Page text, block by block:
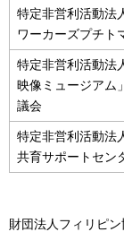
特定非営利活動法
ワーカーズプチト
特定非営利活動法
映像ミュージアム
議会
特定非営利活動法
共育サポートセン
財団法人フィリピ